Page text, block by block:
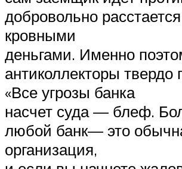
добровольно
кровными
деньгами. Именно
антиколлекторы твердо
«Все угрозы банка
насчет суда — блеф.
любой банк— это
организация,